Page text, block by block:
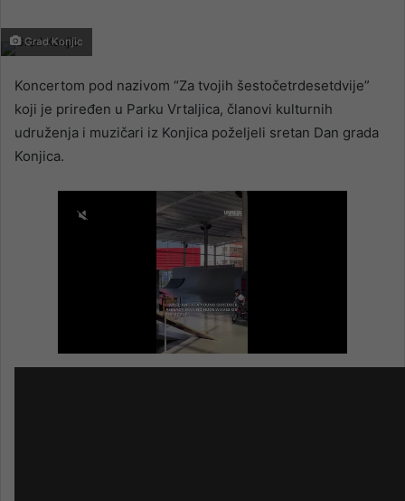
Grad Konjic
Koncertom pod nazivom “Za tvojih šestočetrdesetdvije”
koji je priređen u Parku Vrtaljica, članovi kulturnih
udruženja i muzičari iz Konjica poželjeli sretan Dan grada
Konjica.